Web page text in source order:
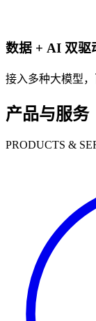
数据 + AI 双驱
接入多种大模型
产品与服务
PRODUCTS &